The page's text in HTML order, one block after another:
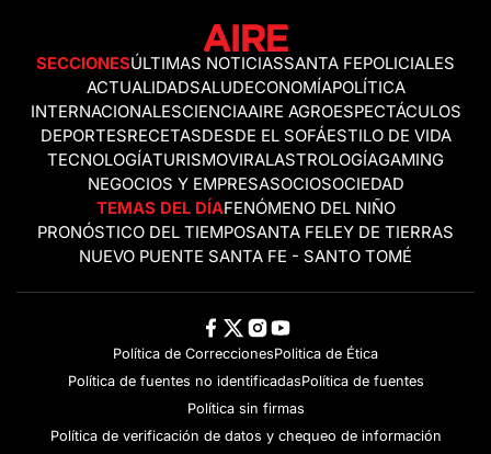
SECCIONESÚLTIMAS NOTICIASSANTA FEPOLICIALES
ACTUALIDADSALUDECONOMÍAPOLÍTICA
INTERNACIONALESCIENCIAAIRE AGROESPECTÁCULOS
DEPORTESRECETASDESDE EL SOFÁESTILO DE VIDA
TECNOLOGÍATURISMOVIRALASTROLOGÍAGAMING
NEGOCIOS Y EMPRESASOCIOSOCIEDAD
TEMAS DEL DÍAFENÓMENO DEL NIÑO
PRONÓSTICO DEL TIEMPOSANTA FELEY DE TIERRAS
NUEVO PUENTE SANTA FE - SANTO TOMÉ
Política de CorreccionesPolitica de Ética
Política de fuentes no identificadasPolítica de fuentes
Política sin firmas
Política de verificación de datos y chequeo de información